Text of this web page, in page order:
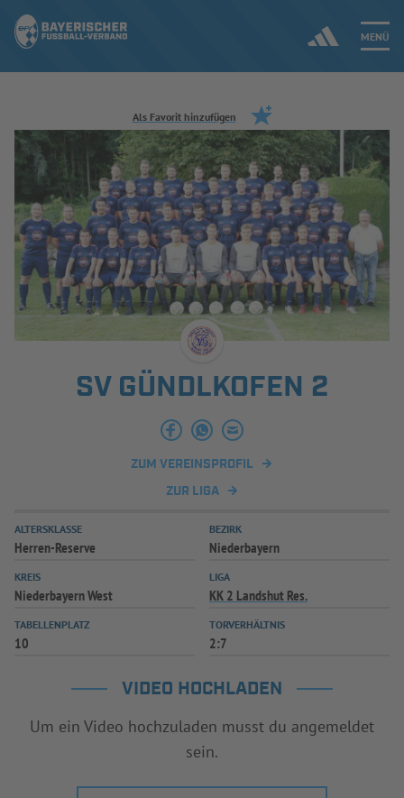
MENÜ
Jetzt einloggen
ERGEBNISSE & WETTBEWERBE
NEUIGKEITEN
SPIELBETRIEB & VERBANDSLEBEN
AUSBILDUNG & FÖRDERUNG
INFOTHEK SPIELPLUS
Als Favorit hinzufügen
SV GÜNDLKOFEN 2
ZUM VEREINSPROFIL
ZUR LIGA
ALTERSKLASSE
Herren-Reserve
BEZIRK
Niederbayern
KREIS
Niederbayern West
LIGA
KK 2 Landshut Res.
TABELLENPLATZ
10
TORVERHÄLTNIS
2:7
VIDEO HOCHLADEN
Um ein Video hochzuladen musst du angemeldet
sein.